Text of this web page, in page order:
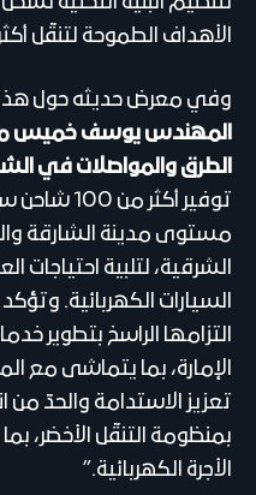
الأهداف الطموحة لتنقّل
وفي معرض حديثه حول هذا
المهندس يوسف خميس
الطرق والمواصلات في
توفير أكثر
مستوى مدينة الشارقة
الشرقية، لتلبية
السيارات الكهربائية.
التزامها الراسخ بتطوير
الإمارة، بما يتماشى مع
تعزيز الاستدامة والحدّ من
بمنظومة التنقّل الأخضر،
الأجرة الكهربائية.”